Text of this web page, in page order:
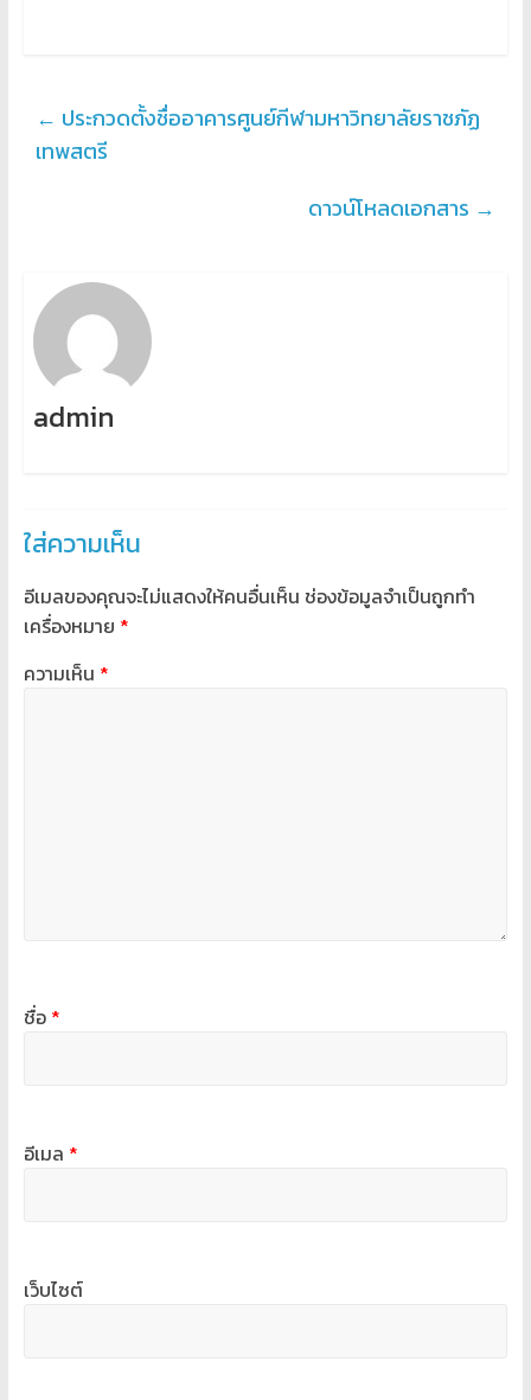
← ประกวดตั้งชื่ออาคารศูนย์กีฬามหาวิทยาลัยราชภัฏ
เทพสตรี
ดาวน์โหลดเอกสาร →
admin
ใส่ความเห็น
อีเมลของคุณจะไม่แสดงให้คนอื่นเห็น ช่องข้อมูลจำเป็นถูกทำ
เครื่องหมาย *
ความเห็น *
ชื่อ *
อีเมล *
เว็บไซต์